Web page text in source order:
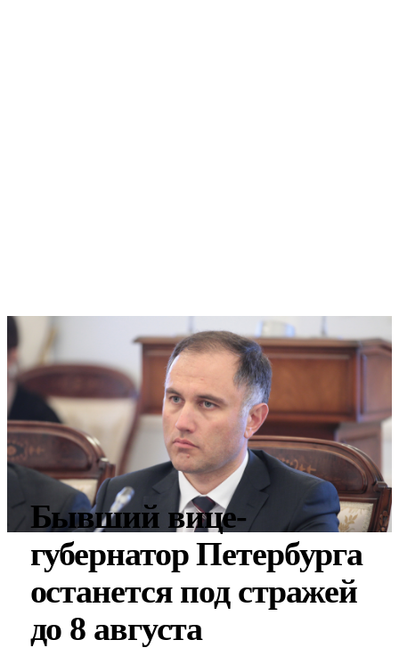
Бывший вице-
губернатор Петербурга
останется под стражей
до 8 августа